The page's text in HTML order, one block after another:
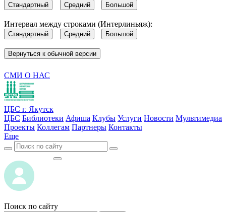
Стандартный Средний Большой
Интервал между строками (Интерлиньяж):
Стандартный Средний Большой
Вернуться к обычной версии
СМИ О НАС
ЦБС г. Якутск
ЦБС Библиотеки Афиша Клубы Услуги Новости Мультимедиа
Проекты Коллегам Партнеры Контакты
Еще
Поиск по сайту